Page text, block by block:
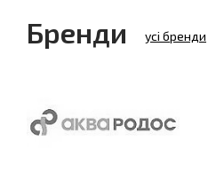
Бренди усі бренди